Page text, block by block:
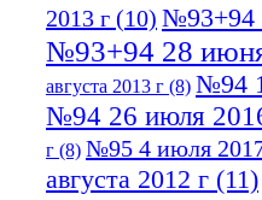
2013 г (10) №93+94
№93+94 28
августа 2013 г (8) №94
№94 26 июля
г (8) №95 4 июля
августа 2012 г (11)